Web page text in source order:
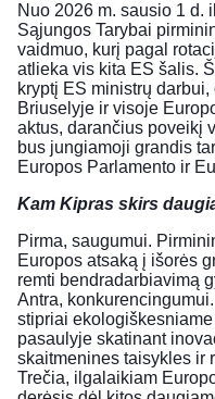
Nuo 2026 m. sausio 1 d.
Sąjungos Tarybai
vaidmuo, kurį pagal
atlieka vis kita ES šalis.
kryptį ES ministrų
Briuselyje ir visoje
aktus, darančius poveikį
bus jungiamoji grandis
Europos Parlamento ir
Kam Kipras skirs
Pirma, saugumui.
Europos atsaką į išorės
remti bendradarbiavimą
Antra,
stipriai
pasaulyje skatinant
skaitmenines taisykles ir
Trečia, ilgalaikiam